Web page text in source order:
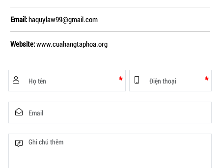
Email:haquylaw99@gmail.com
Website:www.cuahangtaphoa.org
* *